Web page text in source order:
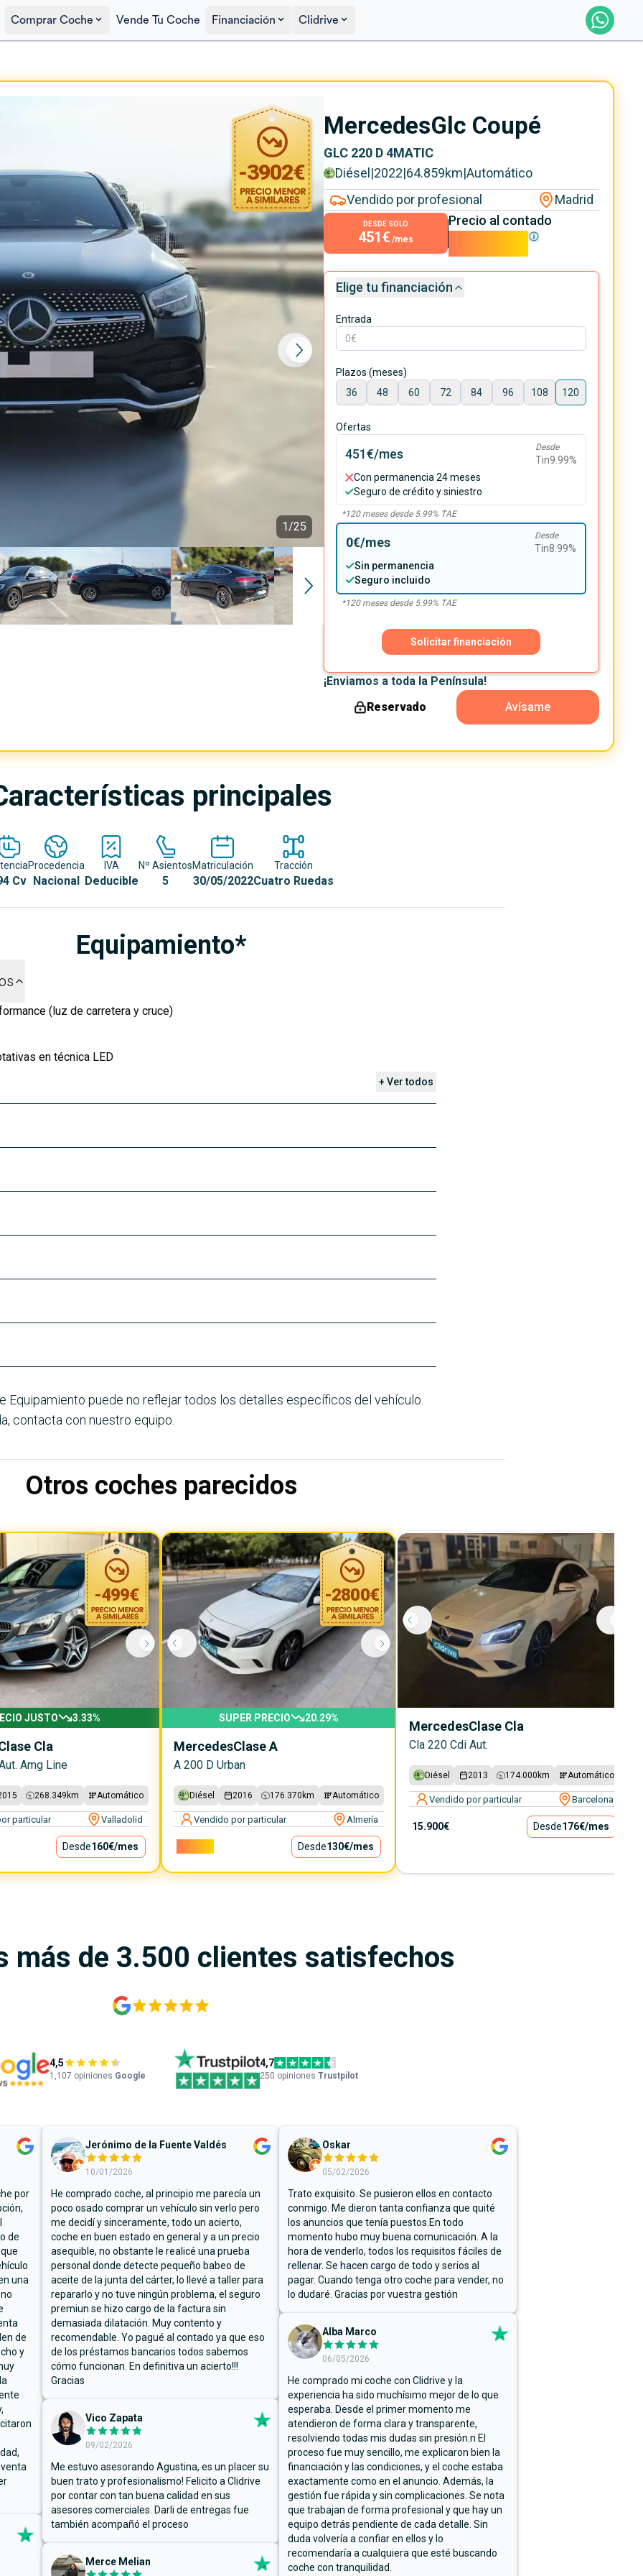
Comprar Coche Vende Tu Coche Financiación Clidrive
1/25
-3902€
40.900€
MercedesGlc Coupé
GLC 220 D 4MATIC
Diésel|2022|64.859km|Automático
Vendido por profesional
Madrid
DESDE SOLO
451€ /mes
Precio al contado
40.900€
Elige tu financiación
Entrada
Plazos (meses)
36
48 60 72 84 96 108 120
Ofertas
451€/mes Desde
Tin9.99%
Con permanencia 24 meses
Seguro de crédito y siniestro
*120meses desde 5.99% TAE
0€/mes Desde
Tin8.99%
Sin permanencia
Seguro incluido
*120meses desde 5.99% TAE
Solicitar financiación
¡Enviamos a toda la Península!
Reservado
Avísame
principales
Cv
Procedencia
Nacional
IVA
Deducible
Nº Asientos
5
Matriculación
30/05/2022
Tracción
Cuatro Ruedas
Equipamiento*
(luz de carretera y cruce)
en técnica LED
+ Ver todos
Equipamiento puede no reflejar todos los detalles específicos del vehículo.
contacta con nuestro equipo.
Otros coches parecidos
-499€
JUSTO 3.33%
Cla
Amg Line
268.349 km Automático
particular Valladolid
Desde160€/mes
-2800€
SUPER PRECIO 20.29%
MercedesClase A
A 200 D Urban
Diésel 2016 176.370 km Automático
Vendido por particular Almería
Desde130€/mes
MercedesClase Cla
Cla 220 Cdi Aut.
Diésel 2013 174.000 km Automático
Vendido por particular Barcelona
15.900€ Desde176€/mes
más de 3.500 clientes satisfechos
4,5
1,107 opiniones Google
4,7
250 opiniones Trustpilot
por
de
una
de
y
Jerónimo de la Fuente Valdés
10/01/2026
He comprado coche, al principio me parecía un
poco osado comprar un vehículo sin verlo pero
me decidí y sinceramente, todo un acierto,
coche en buen estado en general y a un precio
asequible, no obstante le realicé una prueba
personal donde detecte pequeño babeo de
aceite de la junta del cárter, lo llevé a taller para
repararlo y no tuve ningún problema, el seguro
premiun se hizo cargo de la factura sin
demasiada dilatación. Muy contento y
recomendable. Yo pagué al contado ya que eso
de los préstamos bancarios todos sabemos
cómo funcionan. En definitiva un acierto!!!
Gracias
Vico Zapata
09/02/2026
Me estuvo asesorando Agustina, es un placer su
buen trato y profesionalismo! Felicito a Clidrive
por contar con tan buena calidad en sus
asesores comerciales. Darli de entregas fue
también acompañó el proceso
Merce Melian
Oskar
05/02/2026
Trato exquisito. Se pusieron ellos en contacto
conmigo. Me dieron tanta confianza que quité
los anuncios que tenía puestos.En todo
momento hubo muy buena comunicación. A la
hora de venderlo, todos los requisitos fáciles de
rellenar. Se hacen cargo de todo y serios al
pagar. Cuando tenga otro coche para vender, no
lo dudaré. Gracias por vuestra gestión
Alba Marco
06/05/2026
He comprado mi coche con Clidrive y la
experiencia ha sido muchísimo mejor de lo que
esperaba. Desde el primer momento me
atendieron de forma clara y transparente,
resolviendo todas mis dudas sin presión.n El
proceso fue muy sencillo, me explicaron bien la
financiación y las condiciones, y el coche estaba
exactamente como en el anuncio. Además, la
gestión fue rápida y sin complicaciones. Se nota
que trabajan de forma profesional y que hay un
equipo detrás pendiente de cada detalle. Sin
duda volvería a confiar en ellos y lo
recomendaría a cualquiera que esté buscando
coche con tranquilidad.